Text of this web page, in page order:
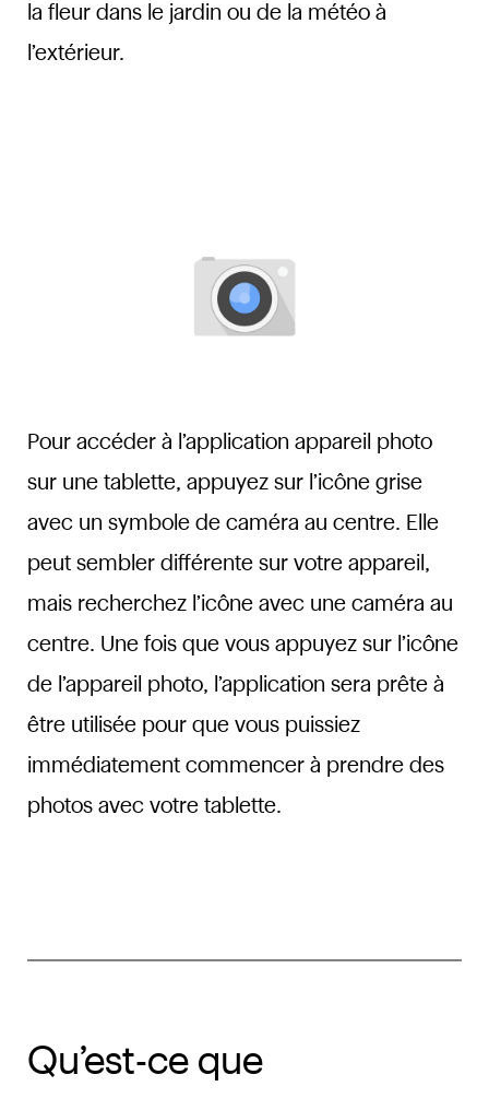
la fleur dans le jardin ou de la météo à
l’extérieur.
Pour accéder à l’application appareil photo
sur une tablette, appuyez sur l’icône grise
avec un symbole de caméra au centre. Elle
peut sembler différente sur votre appareil,
mais recherchez l’icône avec une caméra au
centre. Une fois que vous appuyez sur l’icône
de l’appareil photo, l’application sera prête à
être utilisée pour que vous puissiez
immédiatement commencer à prendre des
photos avec votre tablette.
Qu’est-ce que